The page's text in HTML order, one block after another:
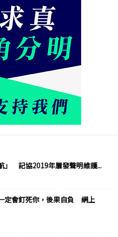
」 記協2019年屢發聲明維護...
定會釘死你，後果自負 網上